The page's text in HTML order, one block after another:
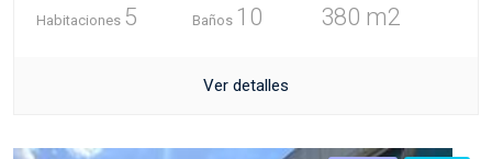
Habitaciones 5 Baños 10 380 m2
Ver detalles